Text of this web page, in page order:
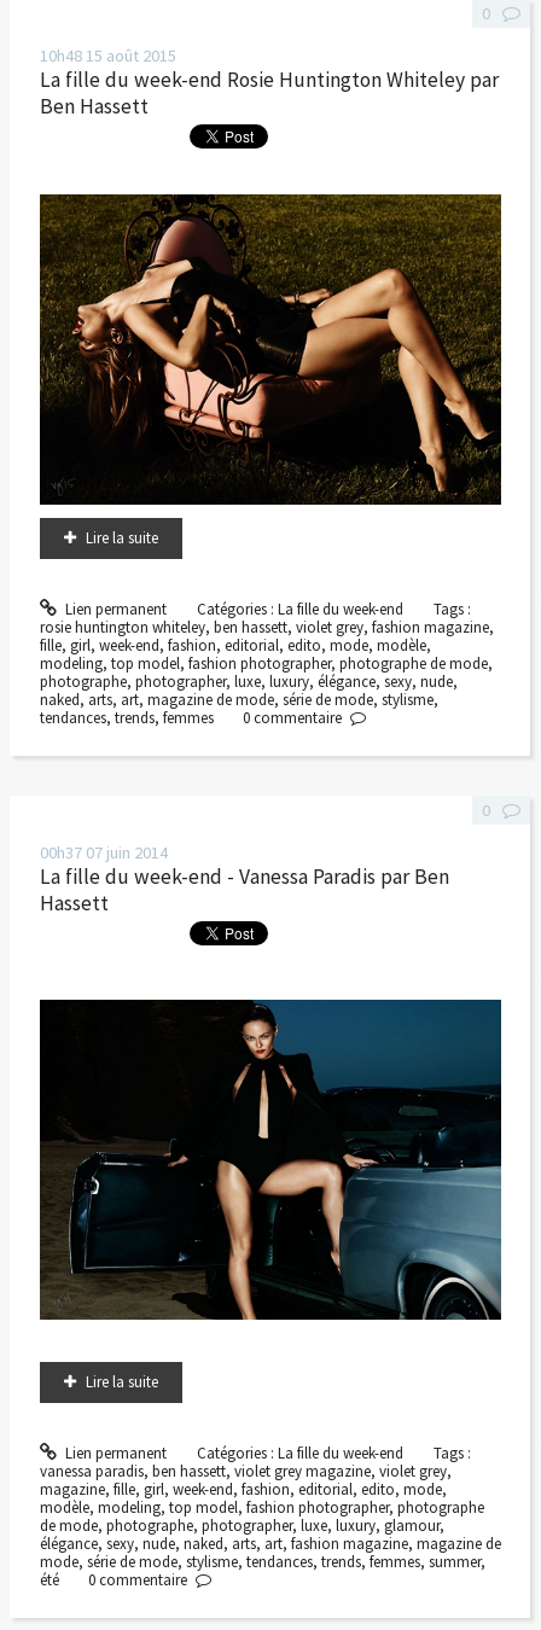
10h4815 août 2015
La fille du week-end Rosie Huntington Whiteley par
Ben Hassett
Lire la suite
Lien permanent Catégories : La fille du week-end
Tags :
rosie huntington whiteley, ben hassett, violet grey, fashion magazine,
fille, girl, week-end, fashion, editorial, edito, mode, modèle,
modeling, top model, fashion photographer, photographe de mode,
photographe, photographer, luxe, luxury, élégance, sexy, nude,
naked, arts, art, magazine de mode, série de mode, stylisme,
tendances, trends, femmes
0
0commentaire
00h37 07 juin 2014
La fille du week-end - Vanessa Paradis par Ben
Hassett
Lire la suite
Lien permanent Catégories : La fille du week-end
Tags :
vanessa paradis, ben hassett, violet grey magazine, violet grey,
magazine, fille, girl, week-end, fashion, editorial, edito, mode,
modèle, modeling, top model, fashion photographer, photographe
de mode, photographe, photographer, luxe, luxury, glamour,
élégance, sexy, nude, naked, arts, art, fashion magazine, magazine de
mode, série de mode, stylisme, tendances, trends, femmes, summer,
été
0
0commentaire